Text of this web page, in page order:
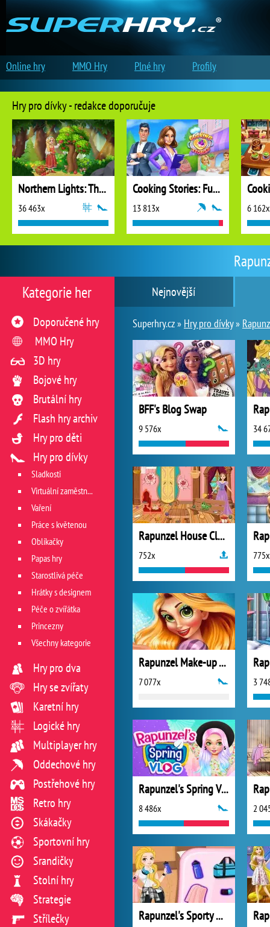
Nejnovější
Superhry.cz » Hry pro dívky»
BFF's Blog Swap
9 576x 34
Rapunzel House Cleaning And Makeover
752x 775x
Rapunzel Make-up Artist
7 077x 3
Rapunzel's Spring Vlog
8 486x 2
Rapunzel's Sporty Outfit
Kategorie her
Doporučené hry
MMO Hry
3D hry
Bojové hry
Brutální hry
Flash hry archiv
Hry pro děti
Hry pro dívky
Sladkosti
Virtuální zaměstnání v restauraci
Vaření
Práce s květenou
Oblíkačky
Papas hry
Starostlivá péče
Hrátky s designem
Péče o zvířátka
Princezny
Všechny kategorie
Hry pro dva
Hry se zvířaty
Karetní hry
Logické hry
Multiplayer hry
Oddechové hry
Postřehové hry
Retro hry
Skákačky
Sportovní hry
Srandičky
Stolní hry
Strategie
Střílečky
Hry pro dívky - redakce doporučuje
Northern Lights: The Secret of the Forest
36 463x
Cooking Stories: Fun Cafe Game
13 813x 6 162x
Online hry MMO Hry Plné hry Profily